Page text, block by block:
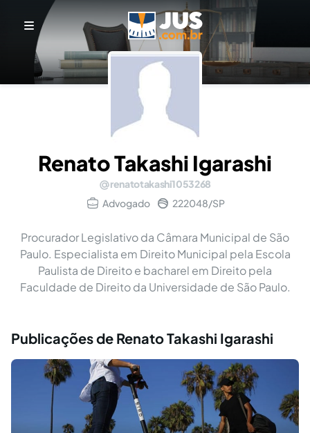
Renato Takashi Igarashi
renatotakashi1053268
Advogado
222048/SP
Procurador Legislativo da Câmara Municipal de São
Paulo. Especialista em Direito Municipal pela Escola
Paulista de Direito e bacharel em Direito pela
Faculdade de Direito da Universidade de São Paulo.
Publicações de Renato Takashi Igarashi